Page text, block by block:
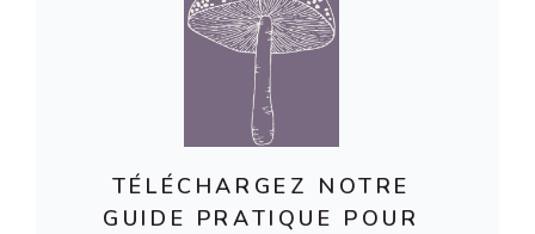
TÉLÉCHARGEZ NOTRE
GUIDE PRATIQUE POUR